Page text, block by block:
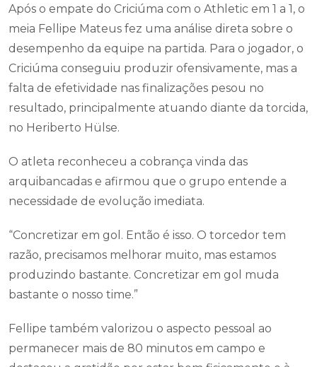
Após o empate do Criciúma com o Athletic em 1 a 1, o
meia Fellipe Mateus fez uma análise direta sobre o
desempenho da equipe na partida. Para o jogador, o
Criciúma conseguiu produzir ofensivamente, mas a
falta de efetividade nas finalizações pesou no
resultado, principalmente atuando diante da torcida,
no Heriberto Hülse.
O atleta reconheceu a cobrança vinda das
arquibancadas e afirmou que o grupo entende a
necessidade de evolução imediata.
“Concretizar em gol. Então é isso. O torcedor tem
razão, precisamos melhorar muito, mas estamos
produzindo bastante. Concretizar em gol muda
bastante o nosso time.”
Fellipe também valorizou o aspecto pessoal ao
permanecer mais de 80 minutos em campo e